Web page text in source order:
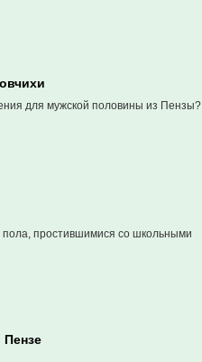
для мужской половины из Пензы?
пола, простившимися со школьными
Пензе